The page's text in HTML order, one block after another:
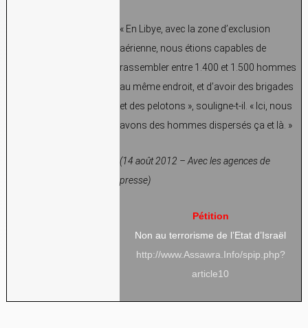
« En Libye, avec la zone d’exclusion
aérienne, nous étions capables de
rassembler entre 1.400 et 1.500 hommes
au même endroit, et d’avoir des brigades
et des pelotons », souligne-t-il. « Ici, nous
avons des hommes dispersés ça et là. »
(14 août 2012 – Avec les agences de
presse)
Pétition
Non au terrorisme de l’Etat d’Israël
http://www.Assawra.Info/spip.php?
article10